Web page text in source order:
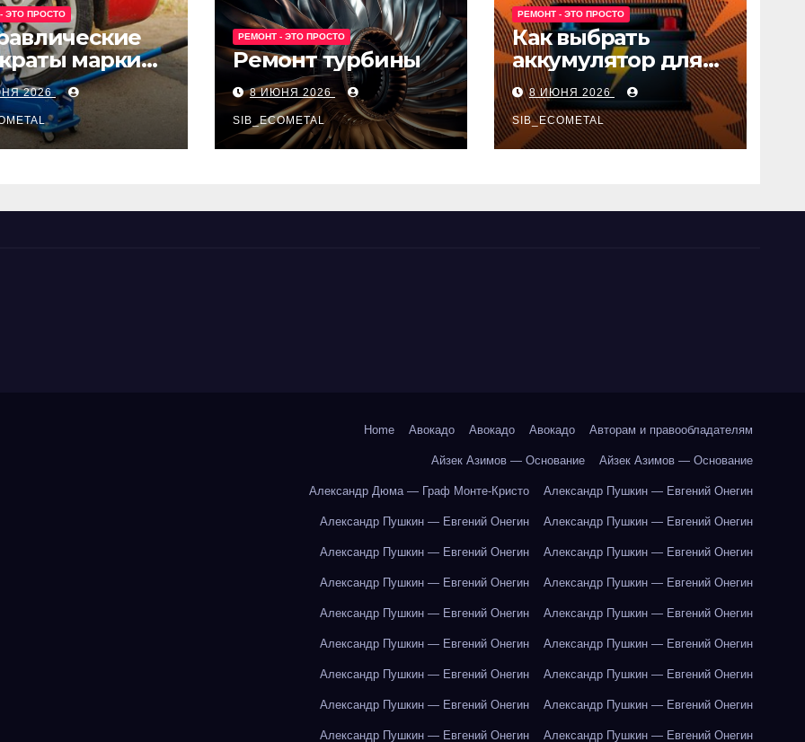
ЭТО ПРОСТО
марки
и Avk-line
2026
РЕМОНТ - ЭТО ПРОСТО
Ремонт турбины
8 ИЮНЯ 2026
SIB_ECOMETAL
РЕМОНТ - ЭТО ПРОСТО
Как выбрать
аккумулятор для
авто
8 ИЮНЯ 2026
SIB_ECOMETAL
Home Авокадо Авокадо Авокадо Авторам и правообладателям
Айзек Азимов — Основание Айзек Азимов — Основание
Александр Дюма — Граф Монте-Кристо Александр Пушкин — Евгений Онегин
Александр Пушкин — Евгений Онегин Александр Пушкин — Евгений Онегин
Александр Пушкин — Евгений Онегин Александр Пушкин — Евгений Онегин
Александр Пушкин — Евгений Онегин Александр Пушкин — Евгений Онегин
Александр Пушкин — Евгений Онегин Александр Пушкин — Евгений Онегин
Александр Пушкин — Евгений Онегин Александр Пушкин — Евгений Онегин
Александр Пушкин — Евгений Онегин Александр Пушкин — Евгений Онегин
Александр Пушкин — Евгений Онегин Александр Пушкин — Евгений Онегин
Александр Пушкин — Евгений Онегин Александр Пушкин — Евгений Онегин